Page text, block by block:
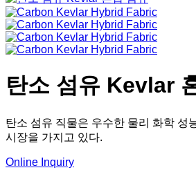
탄소 섬유 Kevlar
탄소 섬유 직물은 우수한 물리 화학 성
시장을 가지고 있다.
Online Inquiry